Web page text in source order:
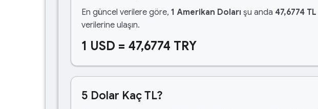
En güncel verilere göre, 1 Amerikan Doları şu anda 47,6774 TL
verilerine ulaşın.
1 USD = 47,6774 TRY
5 Dolar Kaç TL?